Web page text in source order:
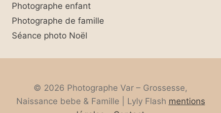
Photographe enfant
Photographe de famille
Séance photo Noël
© 2026 Photographe Var – Grossesse,
Naissance bebe & Famille | Lyly Flash mentions